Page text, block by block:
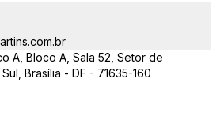
A, Bloco A, Sala 52, Setor de
Brasília - DF - 71635-160